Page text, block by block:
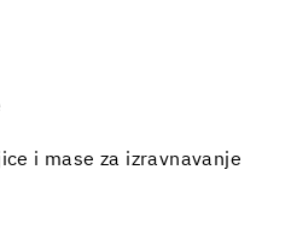
i mase za izravnavanje